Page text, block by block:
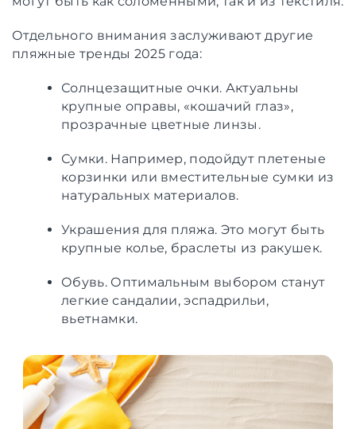
Отдельного внимания заслуживают другие
пляжные тренды 2025 года:
Солнцезащитные очки. Актуальны
крупные оправы, «кошачий глаз»,
прозрачные цветные линзы.
Сумки. Например, подойдут плетеные
корзинки или вместительные сумки из
натуральных материалов.
Украшения для пляжа. Это могут быть
крупные колье, браслеты из ракушек.
Обувь. Оптимальным выбором станут
легкие сандалии, эспадрильи,
вьетнамки.